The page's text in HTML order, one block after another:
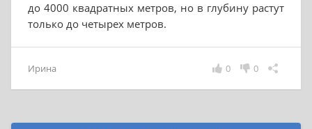
до 4000 квадратных метров, но в глубину растут
только до четырех метров.
Ирина 0
0